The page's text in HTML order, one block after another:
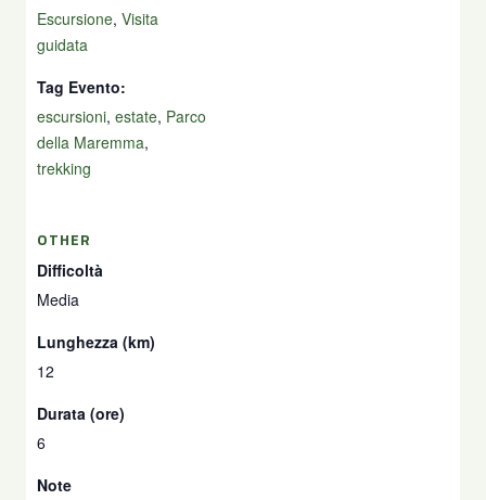
Escursione, Visita
guidata
Tag Evento:
escursioni, estate, Parco
della Maremma,
trekking
OTHER
Difficoltà
Media
Lunghezza (km)
12
Durata (ore)
6
Note